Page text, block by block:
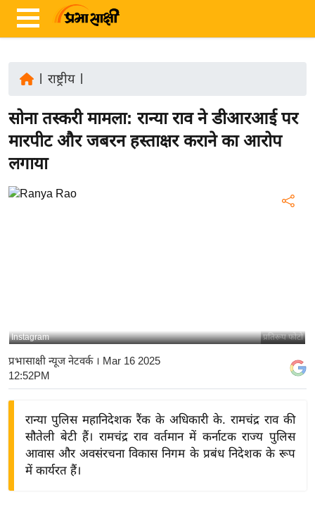
ज़ा
ख
र
रा
य
बि
ज़
ने
द्यो
राष्ट्रीय|
सोना तस्करी मामला: रान्या राव ने डीआरआई पर
मारपीट और जबरन हस्ताक्षर कराने का आरोप
लगाया
प्रतिरूप फोटो
Instagram
प्रभासाक्षी न्यूज नेटवर्क। Mar 16 2025
12:52PM
रान्या पुलिस महानिदेशक रैंक के अधिकारी के. रामचंद्र राव की
सौतेली बेटी हैं। रामचंद्र राव वर्तमान में कर्नाटक राज्य पुलिस
आवास और अवसंरचना विकास निगम के प्रबंध निदेशक के रूप
में कार्यरत हैं।